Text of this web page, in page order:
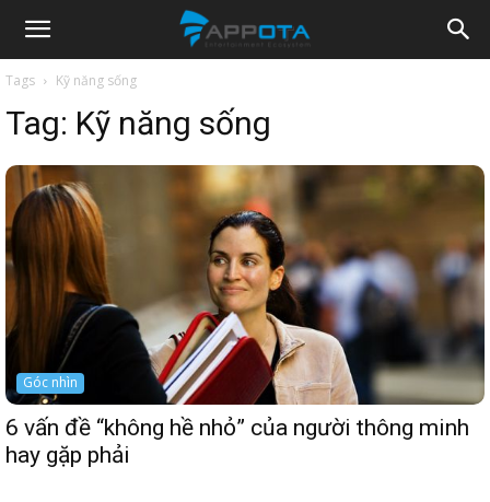
Appota
News
Tags Kỹ năng sống
Tag: Kỹ năng sống
Góc nhìn
6 vấn đề “không hề nhỏ” của người thông minh
hay gặp phải